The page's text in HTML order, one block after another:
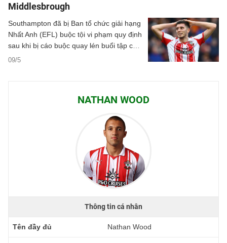
Middlesbrough
09/5
Southampton đã bị Ban tổ chức giải hạng
Nhất Anh (EFL) buộc tội vi phạm quy định
sau khi bị cáo buộc quay lén buổi tập của
Middlesbrough trước trận bán kết play-off
NATHAN WOOD
Thông tin cá nhân
Tên đầy đủ Nathan Wood